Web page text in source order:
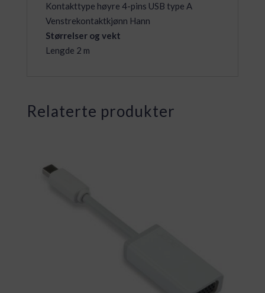
Kontakttype høyre 4-pins USB type A
Venstrekontaktkjønn Hann
Størrelser og vekt
Lengde 2 m
Relaterte produkter